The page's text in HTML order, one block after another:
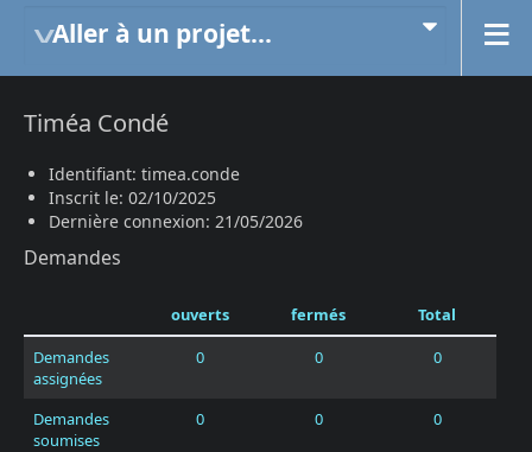
Aller à un projet...
Timéa Condé
Identifiant: timea.conde
Inscrit le: 02/10/2025
Dernière connexion: 21/05/2026
Demandes
ouverts fermés
Total
Demandes
assignées
0 0 0
Demandes
soumises
0 0 0